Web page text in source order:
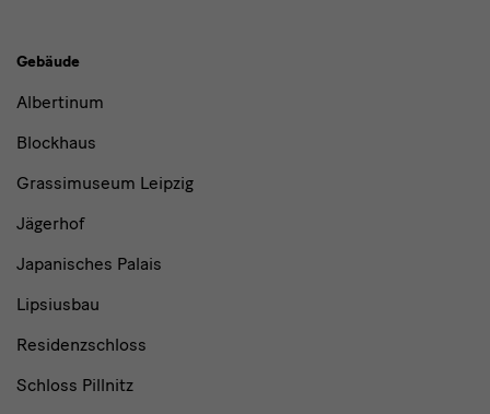
Gebäude,
Museen
Gebäude
Albertinum
Blockhaus
Grassimuseum Leipzig
Jägerhof
Japanisches Palais
Lipsiusbau
Residenzschloss
Schloss Pillnitz